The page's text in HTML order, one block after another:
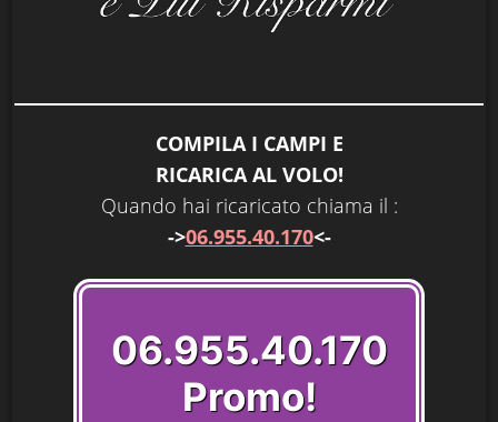
COMPILA I CAMPI E
RICARICA AL VOLO!
Quando hai ricaricato chiama il :
->06.955.40.170<-